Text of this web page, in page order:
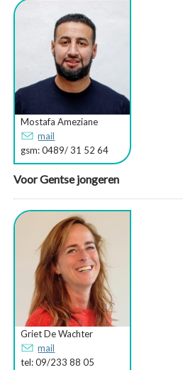
Mostafa Ameziane
mail
gsm: 0489/ 31 52 64
Voor Gentse jongeren
Griet De Wachter
mail
tel: 09/233 88 05